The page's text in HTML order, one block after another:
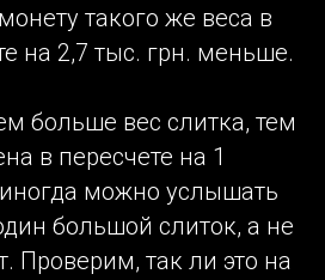
такого же веса в
на 2,7 тыс. грн. меньше.
больше вес слитка, тем
в пересчете на 1
можно услышать
большой слиток, а не
Проверим, так ли это на